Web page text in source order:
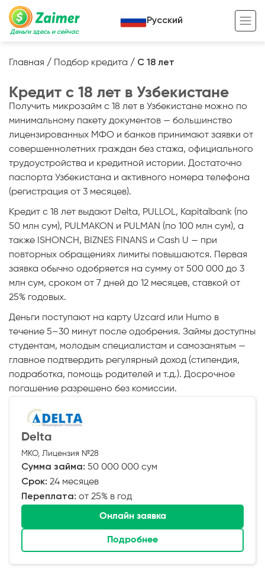
Деньги здесь и сейчас
Кредит под залог авто
Кредит под залог недвижимости
Кредит под залог спецтехники
Кредит онлайн
Кредит для предпринимателей
Кредит для самозанятых
Жизненный цикл вашего кредита
Полезные статьи
Кредитный калькулятор
Русский
Главная / Подбор кредита / С 18 лет
Кредит с 18 лет в Узбекистане
Получить микрозайм с 18 лет в Узбекистане можно по
минимальному пакету документов — большинство
лицензированных МФО и банков принимают заявки от
совершеннолетних граждан без стажа, официального
трудоустройства и кредитной истории. Достаточно
паспорта Узбекистана и активного номера телефона
(регистрация от 3 месяцев).
Кредит с 18 лет выдают Delta, PULLOL, Kapitalbank (по
50 млн сум), PULMAKON и PULMAN (по 100 млн сум), а
также ISHONCH, BIZNES FINANS и Cash U — при
повторных обращениях лимиты повышаются. Первая
заявка обычно одобряется на сумму от 500 000 до 3
млн сум, сроком от 7 дней до 12 месяцев, ставкой от
25% годовых.
Деньги поступают на карту Uzcard или Humo в
течение 5–30 минут после одобрения. Займы доступны
студентам, молодым специалистам и самозанятым —
главное подтвердить регулярный доход (стипендия,
подработка, помощь родителей и т.д.). Досрочное
погашение разрешено без комиссии.
Delta
МКО, Лицензия №28
Сумма займа: 50 000 000 сум
Срок: 24 месяцев
Переплата: от 25% в год
Онлайн заявка
Подробнее